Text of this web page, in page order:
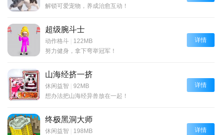
解锁可爱宠物，养成治愈互动！
超级腕斗士
动作格斗
122MB
努力健身，拿下弯举冠军！
详情
山海经挤一挤
休闲益智
92MB
想办法把山海经异兽放在一起！
详情
终极黑洞大师
休闲益智
198MB
详情